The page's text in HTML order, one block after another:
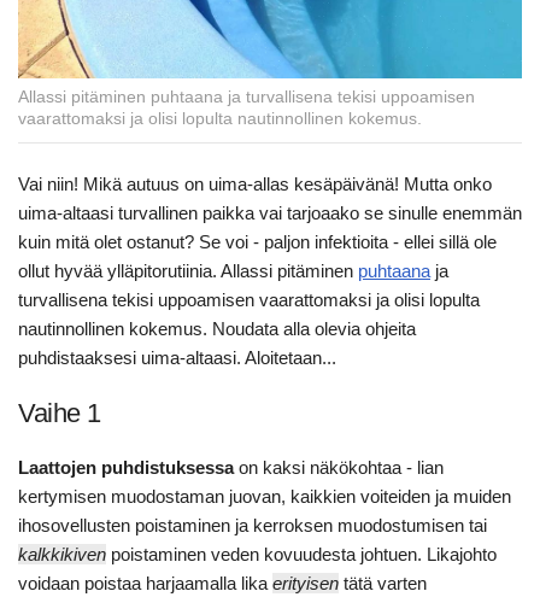
Allassi pitäminen puhtaana ja turvallisena tekisi uppoamisen
vaarattomaksi ja olisi lopulta nautinnollinen kokemus.
Vai niin! Mikä autuus on uima-allas kesäpäivänä! Mutta onko
uima-altaasi turvallinen paikka vai tarjoaako se sinulle enemmän
kuin mitä olet ostanut? Se voi - paljon infektioita - ellei sillä ole
ollut hyvää ylläpitorutiinia. Allassi pitäminen puhtaana ja
turvallisena tekisi uppoamisen vaarattomaksi ja olisi lopulta
nautinnollinen kokemus. Noudata alla olevia ohjeita
puhdistaaksesi uima-altaasi. Aloitetaan...
Vaihe 1
Laattojen puhdistuksessaon kaksi näkökohtaa - lian
kertymisen muodostaman juovan, kaikkien voiteiden ja muiden
ihosovellusten poistaminen ja kerroksen muodostumisen tai
kalkkikiven poistaminen veden kovuudesta johtuen. Likajohto
voidaan poistaa harjaamalla lika erityisen tätä varten